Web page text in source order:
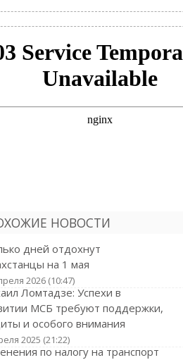
НОВОСТИ
дней отдохнут
на 1 мая
2026 (10:47)
Ломтадзе: Успехи в
МСБ требуют поддержки,
и особого внимания
2025 (21:22)
по налогу на транспорт